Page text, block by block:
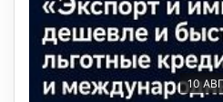
10